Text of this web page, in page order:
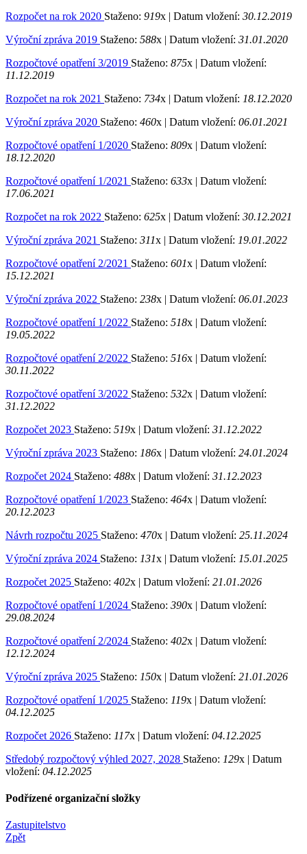
Rozpočet na rok 2020 Staženo: 919x | Datum vložení: 30.12.2019
Výroční zpráva 2019 Staženo: 588x | Datum vložení: 31.01.2020
Rozpočtové opatření 3/2019 Staženo: 875x | Datum vložení:
11.12.2019
Rozpočet na rok 2021 Staženo: 734x | Datum vložení: 18.12.2020
Výroční zpráva 2020 Staženo: 460x | Datum vložení: 06.01.2021
Rozpočtové opatření 1/2020 Staženo: 809x | Datum vložení:
18.12.2020
Rozpočtové opatření 1/2021 Staženo: 633x | Datum vložení:
17.06.2021
Rozpočet na rok 2022 Staženo: 625x | Datum vložení: 30.12.2021
Výroční zpráva 2021 Staženo: 311x | Datum vložení: 19.01.2022
Rozpočtové opatření 2/2021 Staženo: 601x | Datum vložení:
15.12.2021
Výroční zpráva 2022 Staženo: 238x | Datum vložení: 06.01.2023
Rozpočtové opatření 1/2022 Staženo: 518x | Datum vložení:
19.05.2022
Rozpočtové opatření 2/2022 Staženo: 516x | Datum vložení:
30.11.2022
Rozpočtové opatření 3/2022 Staženo: 532x | Datum vložení:
31.12.2022
Rozpočet 2023 Staženo: 519x | Datum vložení: 31.12.2022
Výroční zpráva 2023 Staženo: 186x | Datum vložení: 24.01.2024
Rozpočet 2024 Staženo: 488x | Datum vložení: 31.12.2023
Rozpočtové opatření 1/2023 Staženo: 464x | Datum vložení:
20.12.2023
Návrh rozpočtu 2025 Staženo: 470x | Datum vložení: 25.11.2024
Výroční zpráva 2024 Staženo: 131x | Datum vložení: 15.01.2025
Rozpočet 2025 Staženo: 402x | Datum vložení: 21.01.2026
Rozpočtové opatření 1/2024 Staženo: 390x | Datum vložení:
29.08.2024
Rozpočtové opatření 2/2024 Staženo: 402x | Datum vložení:
12.12.2024
Výroční zpráva 2025 Staženo: 150x | Datum vložení: 21.01.2026
Rozpočtové opatření 1/2025 Staženo: 119x | Datum vložení:
04.12.2025
Rozpočet 2026 Staženo: 117x | Datum vložení: 04.12.2025
Středobý rozpočtový výhled 2027, 2028 Staženo: 129x | Datum
vložení: 04.12.2025
Podřízené organizační složky
Zastupitelstvo
Zpět